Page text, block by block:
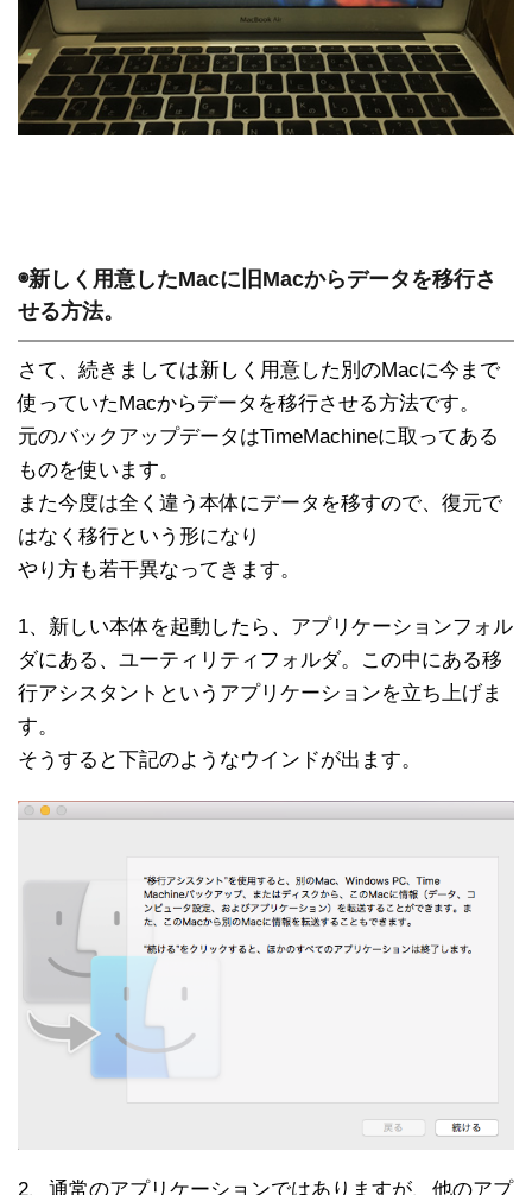
◉新しく用意したMacに旧Macからデータを移行さ
せる方法。
さて、続きましては新しく用意した別のMacに今まで
使っていたMacからデータを移行させる方法です。
元のバックアップデータはTimeMachineに取ってある
ものを使います。
また今度は全く違う本体にデータを移すので、復元で
はなく移行という形になり
やり方も若干異なってきます。
1、新しい本体を起動したら、アプリケーションフォル
ダにある、ユーティリティフォルダ。この中にある移
行アシスタントというアプリケーションを立ち上げま
す。
そうすると下記のようなウインドが出ます。
2、通常のアプリケーションではありますが、他のアプ